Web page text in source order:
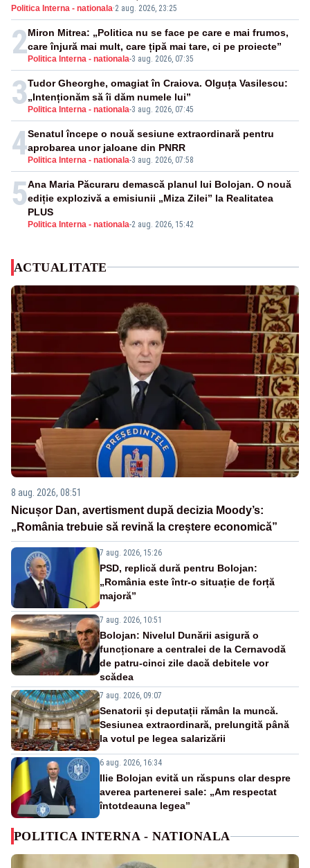
Politica Interna - nationala·2 aug. 2026, 23:25
2Politica Interna - nationala-3 aug. 2026, 07:35
Miron Mitrea: „Politica nu se face pe care e mai frumos,
care înjură mai mult, care țipă mai tare, ci pe proiecte”
3Politica Interna - nationala-3 aug. 2026, 07:45
Tudor Gheorghe, omagiat în Craiova. Olguța Vasilescu:
„Intenționăm să îi dăm numele lui”
4Politica Interna - nationala-3 aug. 2026, 07:58
Senatul începe o nouă sesiune extraordinară pentru
aprobarea unor jaloane din PNRR
5
Politica Interna - nationala-2 aug. 2026, 15:42
Ana Maria Păcuraru demască planul lui Bolojan. O nouă
ediție explozivă a emisiunii „Miza Zilei” la Realitatea
PLUS
ACTUALITATE
8 aug. 2026, 08:51
Nicușor Dan, avertisment după decizia Moody’s:
„România trebuie să revină la creștere economică”
7 aug. 2026, 15:26
PSD, replică dură pentru Bolojan:
„România este într-o situație de forță
majoră”
7 aug. 2026, 10:51
Bolojan: Nivelul Dunării asigură o
funcționare a centralei de la Cernavodă
de patru-cinci zile dacă debitele vor
scădea
7 aug. 2026, 09:07
Senatorii și deputații rămân la muncă.
Sesiunea extraordinară, prelungită până
la votul pe legea salarizării
6 aug. 2026, 16:34
Ilie Bolojan evită un răspuns clar despre
averea partenerei sale: „Am respectat
întotdeauna legea”
POLITICA INTERNA - NATIONALA